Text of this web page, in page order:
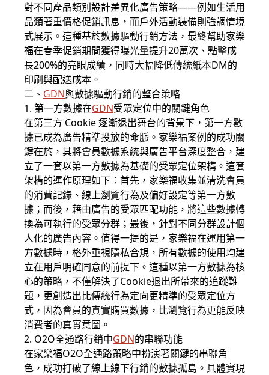
對不同產品類別設計差異化廣告策略——例如生活用
品類著重價格促銷訊息，而戶外活動裝備則強調情境
式展示。這種基於數據驅動行銷方法，最終幫助家樂
福在春季促銷期間獲得曝光量提升20萬次、點擊成
長200%的亮眼成績，同時大幅降低傳統紙本DM的
印刷與配送成本。
二、 GDN與數據驅動行銷的整合策略
1. 第一方數據在GDN受眾定位中的關鍵角色
在第三方 Cookie 逐漸退出舞台的背景下，第一方數
據已成為廣告精準投放的命脈。家樂福案例的成功關
鍵在於，其將會員數據系統與廣告平台深度整合，建
立了一套以第一方數據為基礎的受眾定位架構。這套
架構的運作原理如下：首先，家樂福收集並清洗會員
的消費記錄、線上瀏覽行為及偏好設定等第一方數
據；而後，藉由廣告的受眾匹配功能，將這些數據轉
換為可執行的受眾分群；最後，針對不同分群設計個
人化的廣告內容。值得一提的是，家樂福在運用第一
方數據時，格外重視隱私合規，所有數據的使用均建
立在用戶明確同意的前提下。這種以第一方數據為核
心的策略，不僅解決了Cookie退出所帶來的追蹤難
題，更創造出比傳統行為定向更精準的受眾定位方
式，因為會員的真實購買數據，比瀏覽行為更能反映
消費者的真實意圖。
2. O2O全通路行銷中GDN的串聯功能
在家樂福O2O全通路策略中扮演著關鍵的串聯角
色，成功打破了線上線下行銷的數據孤島。具體實現